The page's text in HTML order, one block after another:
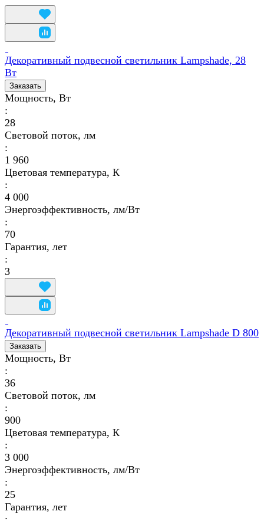
Декоративный подвесной светильник Lampshade, 28
Вт
Заказать
Мощность, Вт
:
28
Световой поток, лм
:
1 960
Цветовая температура, К
:
4 000
Энергоэффективность, лм/Вт
:
70
Гарантия, лет
:
3
Декоративный подвесной светильник Lampshade D 800
Заказать
Мощность, Вт
:
36
Световой поток, лм
:
900
Цветовая температура, К
:
3 000
Энергоэффективность, лм/Вт
:
25
Гарантия, лет